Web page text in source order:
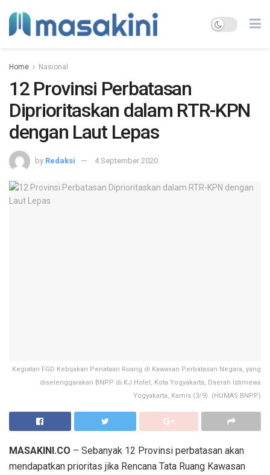
Home Nasional
12 Provinsi Perbatasan
Diprioritaskan dalam RTR-KPN
dengan Laut Lepas
by Redaksi 4 September 2020
Kegiatan FGD Kebijakan Penataan Ruang di Kawasan Perbatasan Negara, yang
diselenggarakan BNPP di KJ Hotel, Kota Yogyakarta, Daerah Istimewa
Yogyakarta, Kamis (3/9). (HUMAS BNPP)
MASAKINI.CO – Sebanyak 12 Provinsi perbatasan akan
mendapatkan prioritas jika Rencana Tata Ruang Kawasan